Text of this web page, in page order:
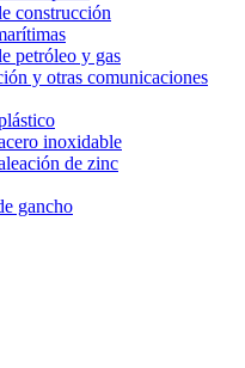
construcción
petróleo y gas
y otras comunicaciones
inoxidable
de zinc
gancho